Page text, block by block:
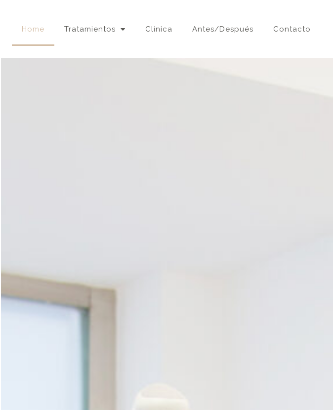
Home Tratamientos Clínica Antes/Después Contacto